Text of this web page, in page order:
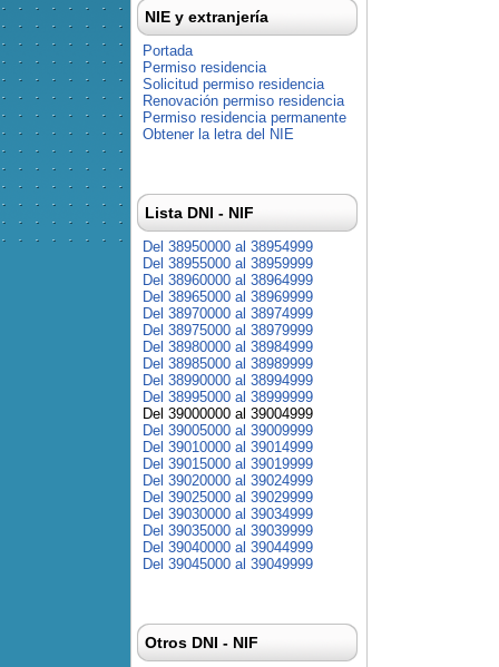
NIE y extranjería
Portada
Permiso residencia
Solicitud permiso residencia
Renovación permiso residencia
Permiso residencia permanente
Obtener la letra del NIE
Lista DNI - NIF
Del 38950000 al 38954999
Del 38955000 al 38959999
Del 38960000 al 38964999
Del 38965000 al 38969999
Del 38970000 al 38974999
Del 38975000 al 38979999
Del 38980000 al 38984999
Del 38985000 al 38989999
Del 38990000 al 38994999
Del 38995000 al 38999999
Del 39000000 al 39004999
Del 39005000 al 39009999
Del 39010000 al 39014999
Del 39015000 al 39019999
Del 39020000 al 39024999
Del 39025000 al 39029999
Del 39030000 al 39034999
Del 39035000 al 39039999
Del 39040000 al 39044999
Del 39045000 al 39049999
Otros DNI - NIF